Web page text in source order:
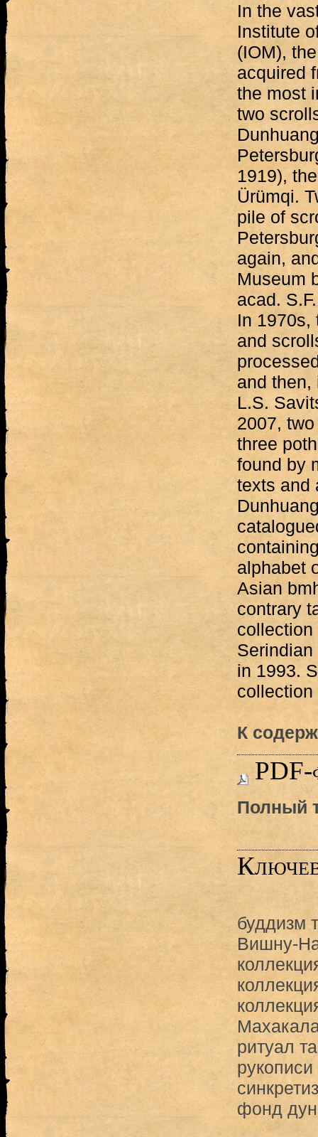
In the
Institute
(IOM),
acquired
the most
two
1919),
Ürümqi.
pile of
again,
Museum
acad.
In 1970s,
and
and then,
L.S.
2007,
three
found by
texts and
alphabet
Asian
contrary
collection
in 1993.
К
PDF-
Полный
буддизм
Вишну-
ритуал
рукописи
фонд